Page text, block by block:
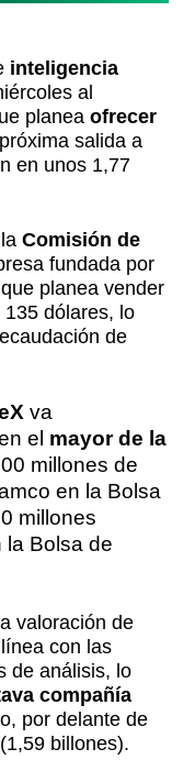
inteligencia
al
planea ofrecer
salida a
en unos 1,77
Comisión de
fundada por
planea vender
135 dólares, lo
de
va
el mayor de la
millones de
en la Bolsa
millones
la Bolsa de
valoración de
con las
de análisis, lo
compañía
por delante de
billones).